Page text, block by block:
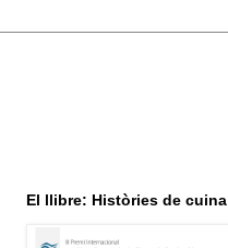
El llibre: Històries de cuina